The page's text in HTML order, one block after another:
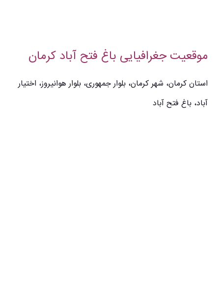
موقعیت جغرافیایی باغ فتح آباد کرمان
استان کرمان، شهر کرمان، بلوار جمهوری، بلوار هوانیروز، اختیار
آباد، باغ فتح آباد